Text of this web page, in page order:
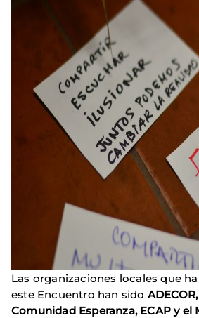
Las organizaciones locales que
este Encuentro han sido
Comunidad Esperanza, ECAP y